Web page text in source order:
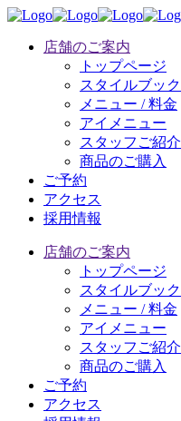
店舗のご案内
トップページ
スタイルブック
メニュー / 料金
アイメニュー
スタッフご紹介
商品のご購入
ご予約
アクセス
採用情報
店舗のご案内
トップページ
スタイルブック
メニュー / 料金
アイメニュー
スタッフご紹介
商品のご購入
ご予約
アクセス